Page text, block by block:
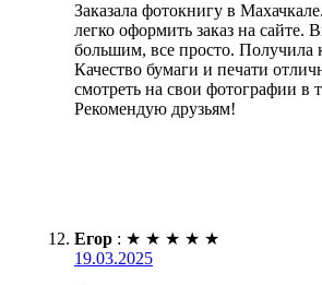
Заказала фотокнигу в
легко оформить заказ на сайте.
большим, все просто. Получила
Качество бумаги и печати
смотреть на свои фотографии в
Рекомендую друзьям!
Егор : ★ ★ ★ ★ ★
19.03.2025